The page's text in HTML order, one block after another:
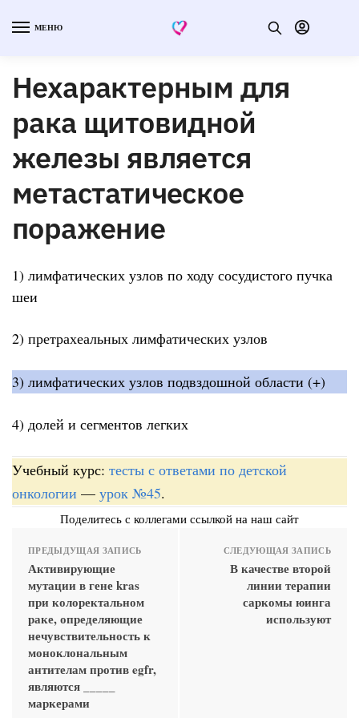
МЕНЮ
Нехарактерным для
рака щитовидной
железы является
метастатическое
поражение
1) лимфатических узлов по ходу сосудистого пучка
шеи
2) претрахеальных лимфатических узлов
3) лимфатических узлов подвздошной области (+)
4) долей и сегментов легких
Учебный курс: тесты с ответами по детской
онкологии — урок №45.
Поделитесь с коллегами ссылкой на наш сайт
ПРЕДЫДУЩАЯ ЗАПИСЬ
Активирующие
мутации в гене kras
при колоректальном
раке, определяющие
нечувствительность к
моноклональным
антителам против egfr,
являются _____
маркерами
СЛЕДУЮЩАЯ ЗАПИСЬ
В качестве второй
линии терапии
саркомы юинга
используют